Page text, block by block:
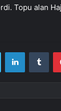
Topu alan
Twitter LinkedIn